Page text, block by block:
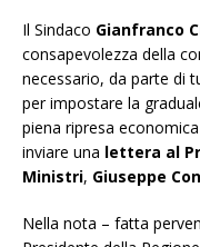
Il Sindaco Gianfranco
consapevolezza della
necessario, da parte di
per impostare la
piena ripresa
inviare una lettera al
Ministri, Giuseppe
Nella nota – fatta